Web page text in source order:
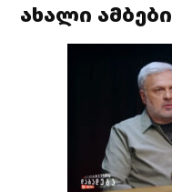
ახალი ამბები